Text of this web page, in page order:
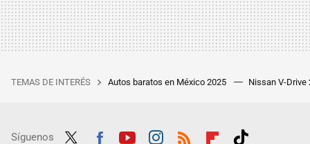
TEMAS DE INTERÉS Autos baratos en México 2025 Nissan V-Drive
Síguenos